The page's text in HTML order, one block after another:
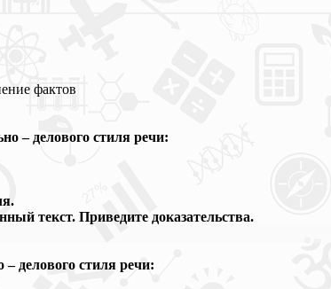
фактов
– делового стиля речи:
текст. Приведите доказательства.
делового стиля речи: